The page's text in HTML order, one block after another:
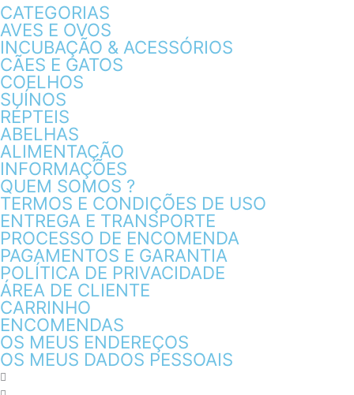
CATEGORIAS
AVES E OVOS
INCUBAÇÃO & ACESSÓRIOS
CÃES E GATOS
COELHOS
SUÍNOS
RÉPTEIS
ABELHAS
ALIMENTAÇÃO
INFORMAÇÕES
QUEM SOMOS ?
TERMOS E CONDIÇÕES DE USO
ENTREGA E TRANSPORTE
PROCESSO DE ENCOMENDA
PAGAMENTOS E GARANTIA
POLÍTICA DE PRIVACIDADE
ÁREA DE CLIENTE
CARRINHO
ENCOMENDAS
OS MEUS ENDEREÇOS
OS MEUS DADOS PESSOAIS